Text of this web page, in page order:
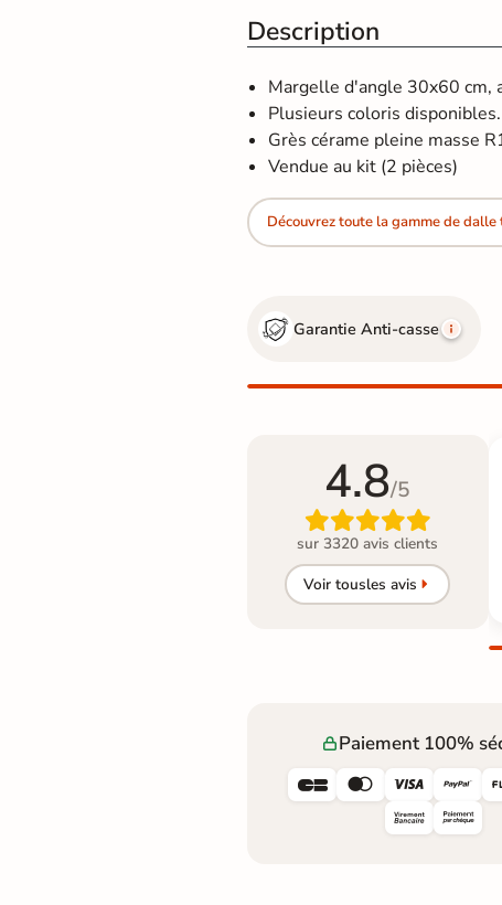
Description
Margelle d'angle 30x60 cm,
Plusieurs coloris disponibles.
Grès cérame pleine masse
Vendue au kit (2 pièces)
Découvrez toute la gamme de
Garantie Anti-casse
4.8/5

sur 3320 avis clients
Voir tousles avis
Paiement 100%
   